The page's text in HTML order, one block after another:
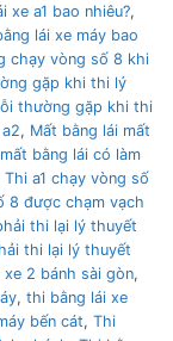
xe a1 bao nhiêu?,
lái xe máy bao
chạy vòng số 8 khi
gặp khi thi lý
thường gặp khi thi
, Mất bằng lái mất
bằng lái có làm
Thi a1 chạy vòng số
8 được chạm vạch
thi lại lý thuyết
thi lại lý thuyết
xe 2 bánh sài gòn,
, thi bằng lái xe
bến cát, Thi